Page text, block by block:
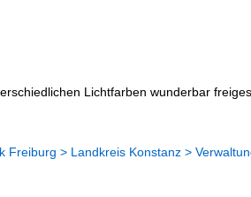
Lichtfarben wunderbar
> Landkreis Konstanz >